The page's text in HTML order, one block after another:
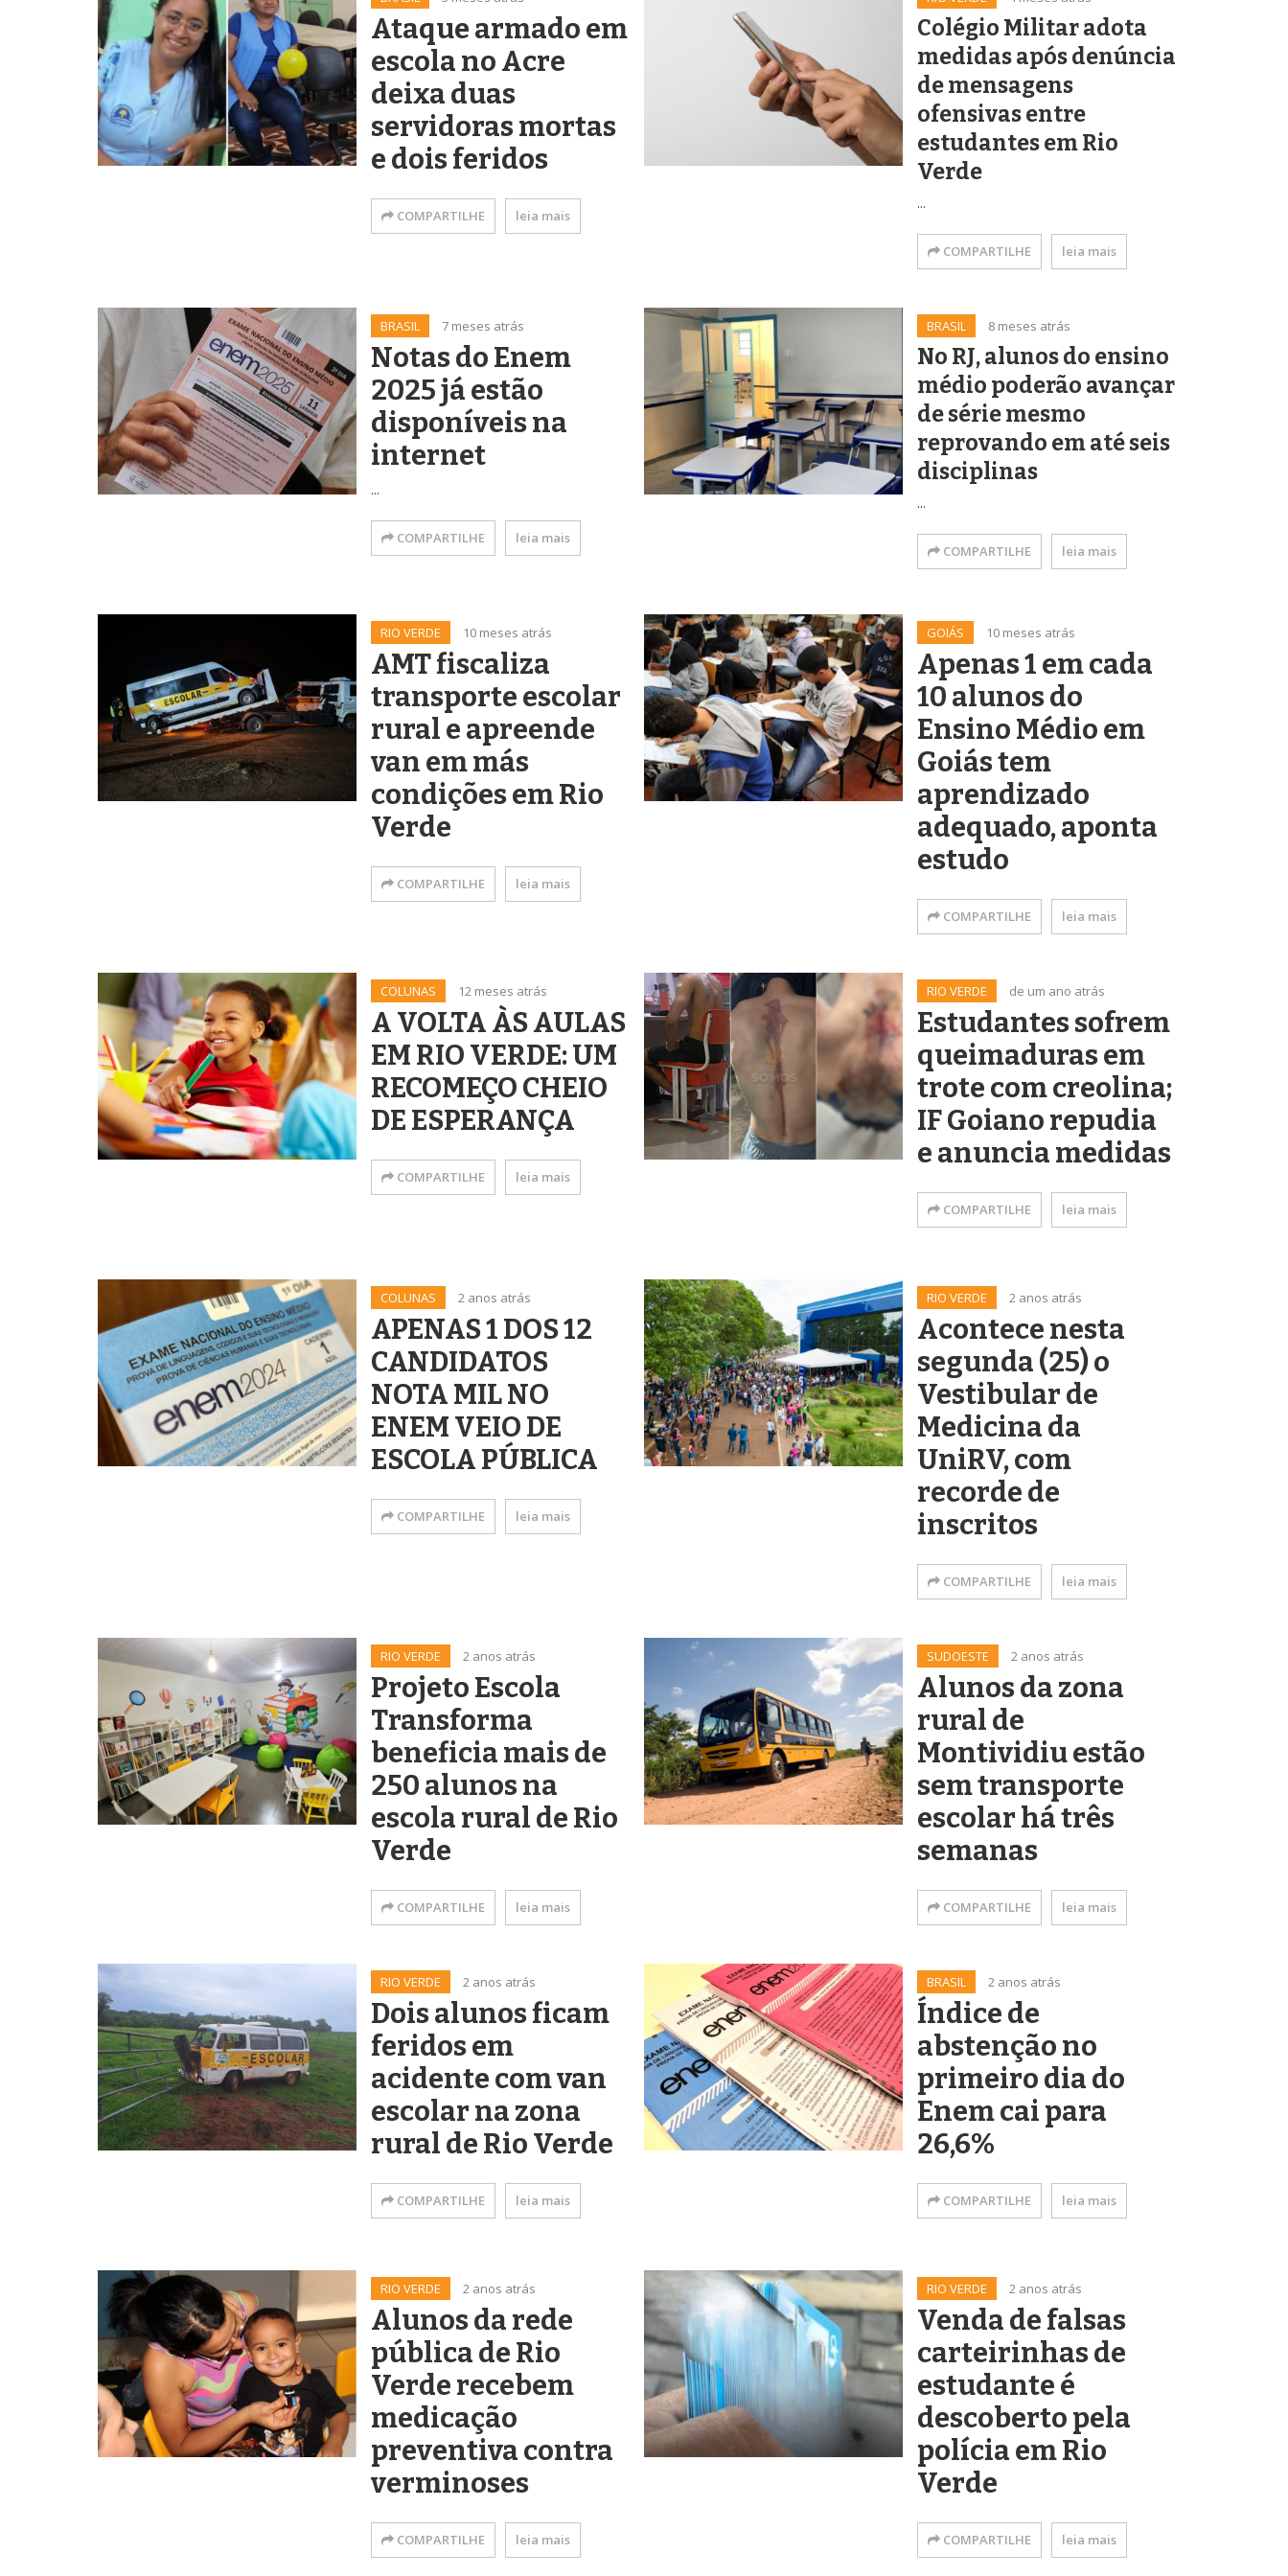
Ataque armado em
escola no Acre
deixa duas
servidoras mortas
e dois feridos
COMPARTILHE leia mais
Colégio Militar adota
medidas após denúncia
de mensagens
ofensivas entre
estudantes em Rio
Verde
...
COMPARTILHE leia mais
BRASIL 7 meses atrás
Notas do Enem
2025 já estão
disponíveis na
internet
...
COMPARTILHE leia mais
BRASIL 8 meses atrás
No RJ, alunos do ensino
médio poderão avançar
de série mesmo
reprovando em até seis
disciplinas
...
COMPARTILHE leia mais
RIO VERDE 10 meses atrás
AMT fiscaliza
transporte escolar
rural e apreende
van em más
condições em Rio
Verde
COMPARTILHE leia mais
GOIÁS 10 meses atrás
Apenas 1 em cada
10 alunos do
Ensino Médio em
Goiás tem
aprendizado
adequado, aponta
estudo
COMPARTILHE leia mais
COLUNAS 12 meses atrás
A VOLTA ÀS AULAS
EM RIO VERDE: UM
RECOMEÇO CHEIO
DE ESPERANÇA
COMPARTILHE leia mais
RIO VERDE de um ano atrás
Estudantes sofrem
queimaduras em
trote com creolina;
IF Goiano repudia
e anuncia medidas
COMPARTILHE leia mais
COLUNAS 2 anos atrás
APENAS 1 DOS 12
CANDIDATOS
NOTA MIL NO
ENEM VEIO DE
ESCOLA PÚBLICA
COMPARTILHE leia mais
RIO VERDE 2 anos atrás
Acontece nesta
segunda (25) o
Vestibular de
Medicina da
UniRV, com
recorde de
inscritos
COMPARTILHE leia mais
RIO VERDE 2 anos atrás
Projeto Escola
Transforma
beneficia mais de
250 alunos na
escola rural de Rio
Verde
COMPARTILHE leia mais
SUDOESTE 2 anos atrás
Alunos da zona
rural de
Montividiu estão
sem transporte
escolar há três
semanas
COMPARTILHE leia mais
RIO VERDE 2 anos atrás
Dois alunos ficam
feridos em
acidente com van
escolar na zona
rural de Rio Verde
COMPARTILHE leia mais
BRASIL 2 anos atrás
Índice de
abstenção no
primeiro dia do
Enem cai para
26,6%
COMPARTILHE leia mais
RIO VERDE 2 anos atrás
Alunos da rede
pública de Rio
Verde recebem
medicação
preventiva contra
verminoses
COMPARTILHE leia mais
RIO VERDE 2 anos atrás
Venda de falsas
carteirinhas de
estudante é
descoberto pela
polícia em Rio
Verde
COMPARTILHE leia mais